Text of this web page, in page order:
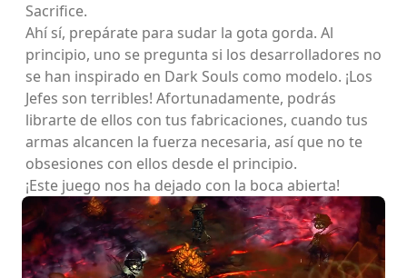
Sacrifice.
Ahí sí, prepárate para sudar la gota gorda. Al
principio, uno se pregunta si los desarrolladores no
se han inspirado en Dark Souls como modelo. ¡Los
Jefes son terribles! Afortunadamente, podrás
librarte de ellos con tus fabricaciones, cuando tus
armas alcancen la fuerza necesaria, así que no te
obsesiones con ellos desde el principio.
¡Este juego nos ha dejado con la boca abierta!